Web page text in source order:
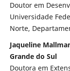
Doutor em
Universidade
Norte,
Jaqueline
Grande do Sul
Doutora em